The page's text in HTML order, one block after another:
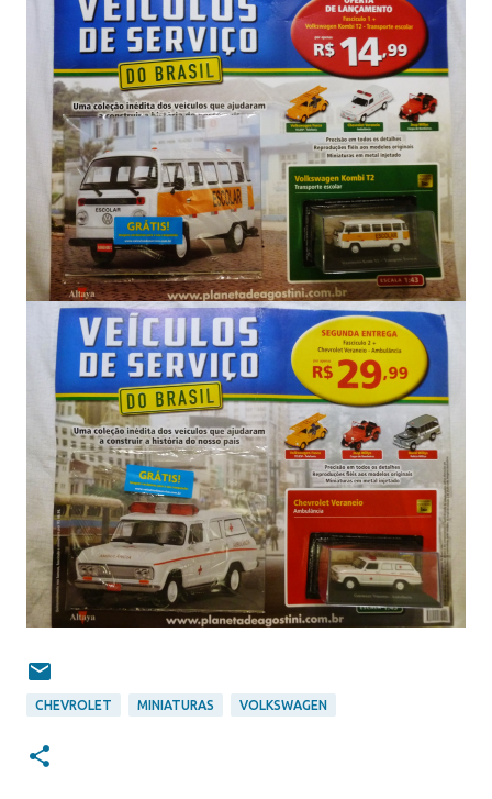
CHEVROLET MINIATURAS VOLKSWAGEN